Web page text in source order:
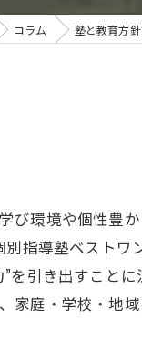
コラム 塾と教育方
び環境や個性豊
指導塾ベストワ
引き出すこと
庭・学校・地